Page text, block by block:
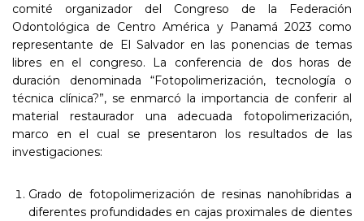
comité organizador del Congreso de la Federación
Odontológica de Centro América y Panamá 2023 como
representante de El Salvador en las ponencias de temas
libres en el congreso. La conferencia de dos horas de
duración denominada “Fotopolimerización, tecnología o
técnica clínica?”, se enmarcó la importancia de conferir al
material restaurador una adecuada fotopolimerización,
marco en el cual se presentaron los resultados de las
investigaciones:
Grado de fotopolimerización de resinas nanohíbridas a
diferentes profundidades en cajas proximales de dientes